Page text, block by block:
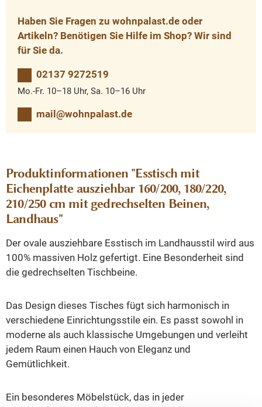
Haben Sie Fragen zu wohnpalast.de oder
Artikeln? Benötigen Sie Hilfe im Shop? Wir sind
für Sie da.
02137 9272519
Mo.-Fr. 10–18 Uhr, Sa. 10–16 Uhr
mail@wohnpalast.de
Produktinformationen "Esstisch mit
Eichenplatte ausziehbar 160/200, 180/220,
210/250 cm mit gedrechselten Beinen,
Landhaus"
Der ovale ausziehbare Esstisch im Landhausstil wird aus
100% massiven Holz gefertigt. Eine Besonderheit sind
die gedrechselten Tischbeine.
Das Design dieses Tisches fügt sich harmonisch in
verschiedene Einrichtungsstile ein. Es passt sowohl in
moderne als auch klassische Umgebungen und verleiht
jedem Raum einen Hauch von Eleganz und
Gemütlichkeit.
Ein besonderes Möbelstück, das in jeder